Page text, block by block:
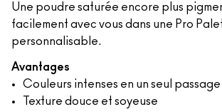
Une poudre saturée encore plus
facilement avec vous dans une Pro
personnalisable.
Avantages
Couleurs intenses en un seul passage
Texture douce et soyeuse